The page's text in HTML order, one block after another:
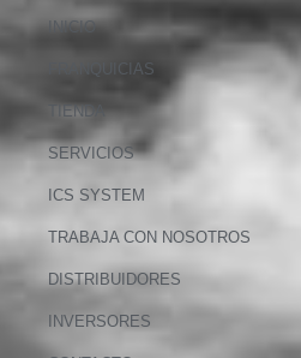
INICIO
FRANQUICIAS
TIENDA
SERVICIOS
ICS SYSTEM
TRABAJA CON NOSOTROS
DISTRIBUIDORES
INVERSORES